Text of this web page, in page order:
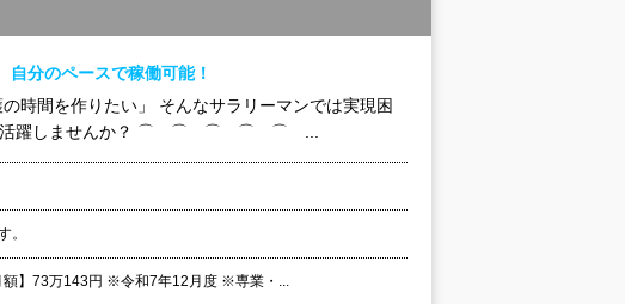
分のペースで稼働可能！
時間を作りたい」 そんなサラリーマンでは実現困
して活躍しませんか？ ⌒ ⌒ ⌒ ⌒ ⌒ ...
。
額】73万143円 ※令和7年12月度 ※専業・...